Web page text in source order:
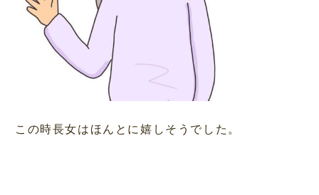
この時長女はほんとに嬉しそうでした。